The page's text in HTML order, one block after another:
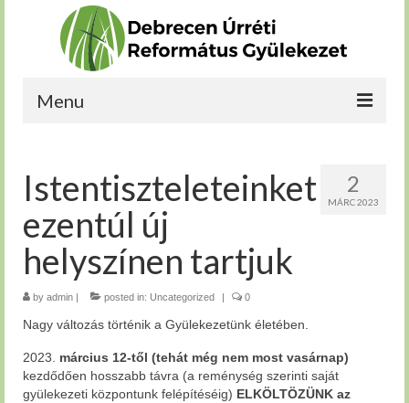
Menu
Bekapcsolódnék
Növekedni szeretnék
Szolgálnék
Rólunk
2
MÁRC 2023
Istentiszteleteinket
ezentúl új
helyszínen tartjuk
by admin | posted in: Uncategorized | 0
Nagy változás történik a Gyülekezetünk életében.
2023.
március 12-től (tehát még nem most vasárnap)
kezdődően hosszabb távra (a reménység szerinti saját
gyülekezeti központunk felépítéséig) ELKÖLTÖZÜNK az